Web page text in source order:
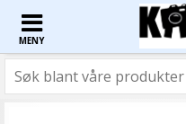
MENY